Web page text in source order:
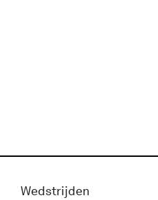
Wedstrijden